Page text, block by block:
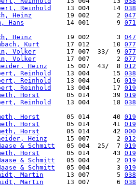
Reinhold
    13 004      14
Heinz
         19 002       2
Hans
           14 001       9
Heinz
         19 002       3
Kurt
       17 012      10
Volker
        17 007  33/  9
Volker
        17 007       2
Heinz
     15 007  43/  8
Reinhold
    13 004      15
Reinhold
    13 004      16
Reinhold
    13 004      17
Horst
       05 014      39
Reinhold
    13 004      18
Horst
       05 014      40
Horst
       05 014      41
Horst
       05 014      42
Heinz
     15 007       2
& Schmitt
   05 004  25/  7
Horst
       05 014      43
& Schmitt
   05 004       2
& Schmitt
   05 004       3
Martin
      13 007       5
Martin
      13 007       6